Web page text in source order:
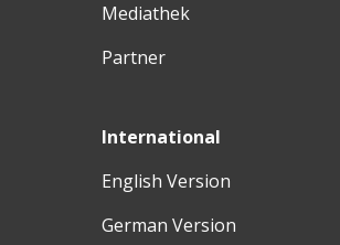
Mediathek
Partner
International
English Version
German Version